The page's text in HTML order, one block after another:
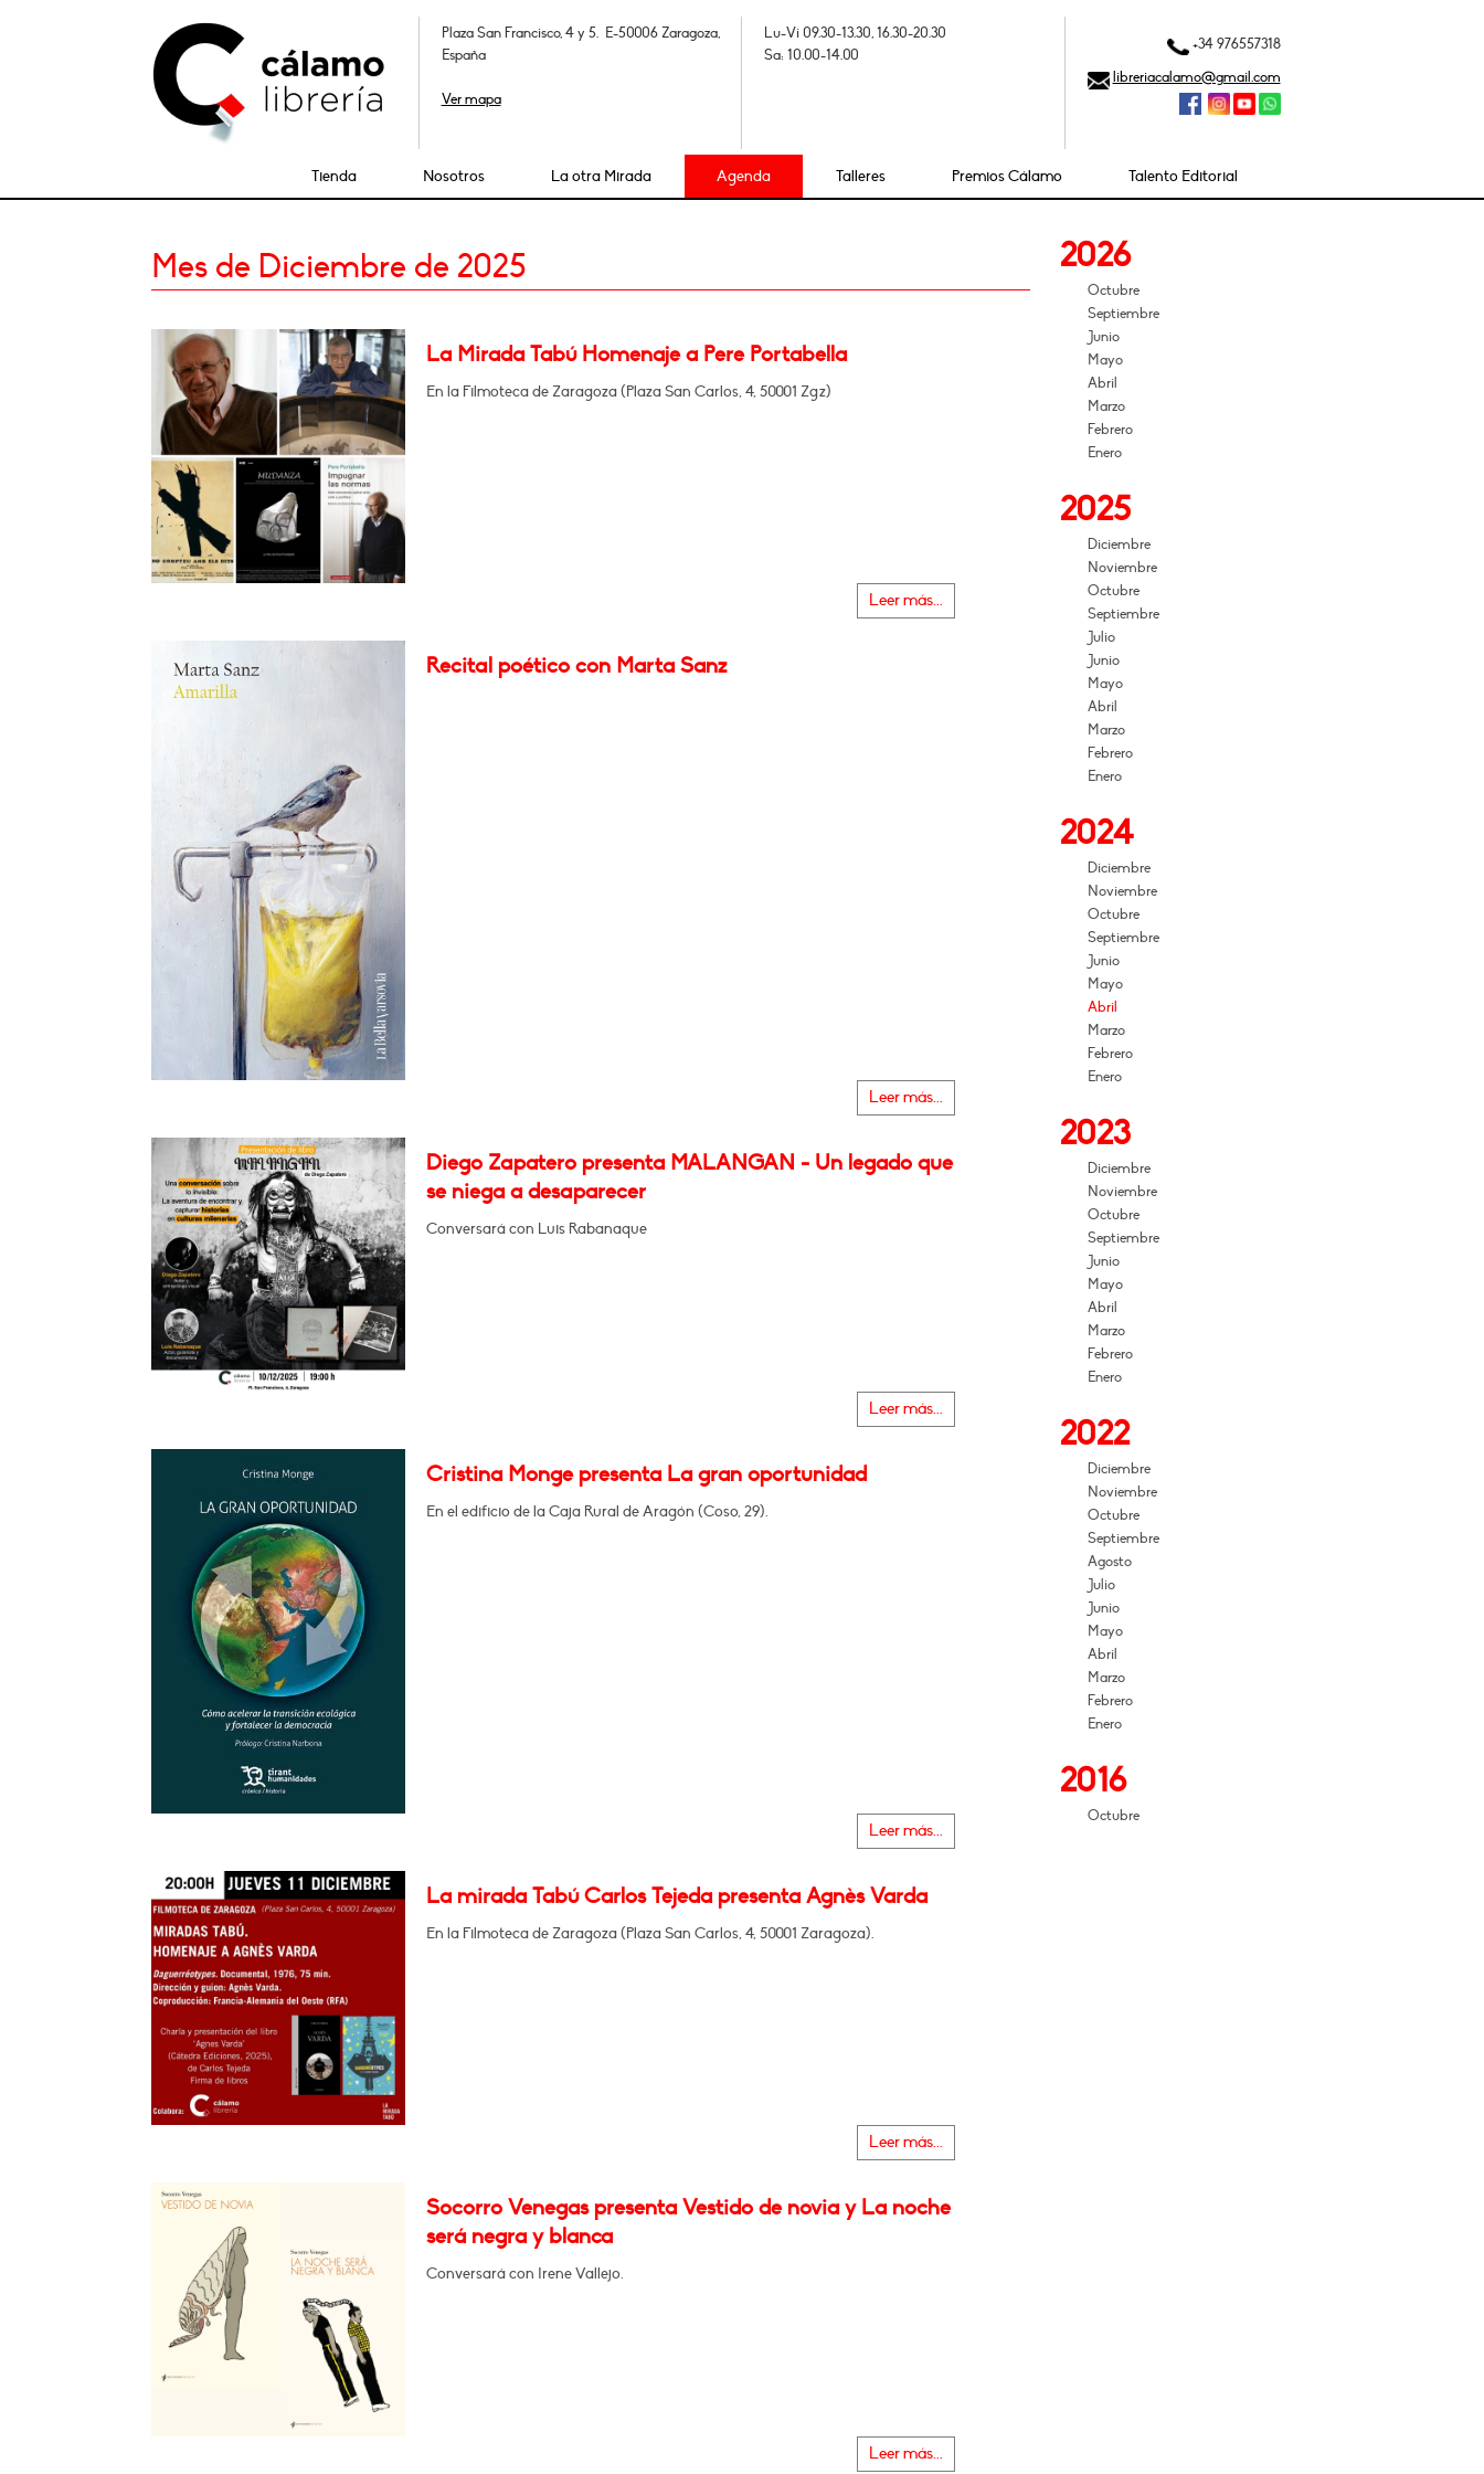
Plaza San Francisco, 4 y 5. E-50006 Zaragoza,
España
Ver mapa
Lu-Vi 09.30-13.30, 16.30-20.30
Sa: 10.00-14.00
+34 976557318
libreriacalamo@gmail.com
Tienda Nosotros La otra Mirada Agenda Talleres Premios Cálamo Talento Editorial
Mes de Diciembre de 2025
La Mirada Tabú Homenaje a Pere Portabella
En la Filmoteca de Zaragoza (Plaza San Carlos, 4, 50001 Zgz)
Leer más...
Recital poético con Marta Sanz
Leer más...
Diego Zapatero presenta MALANGAN - Un legado que
se niega a desaparecer
Conversará con Luis Rabanaque
Leer más...
Cristina Monge presenta La gran oportunidad
En el edificio de la Caja Rural de Aragón (Coso, 29).
Leer más...
La mirada Tabú Carlos Tejeda presenta Agnès Varda
En la Filmoteca de Zaragoza (Plaza San Carlos, 4, 50001 Zaragoza).
Leer más...
Socorro Venegas presenta Vestido de novia y La noche
será negra y blanca
Conversará con Irene Vallejo.
Leer más...
2026
Octubre
Septiembre
Junio
Mayo
Abril
Marzo
Febrero
Enero
2025
Diciembre
Noviembre
Octubre
Septiembre
Julio
Junio
Mayo
Abril
Marzo
Febrero
Enero
2024
Diciembre
Noviembre
Octubre
Septiembre
Junio
Mayo
Abril
Marzo
Febrero
Enero
2023
Diciembre
Noviembre
Octubre
Septiembre
Junio
Mayo
Abril
Marzo
Febrero
Enero
2022
Diciembre
Noviembre
Octubre
Septiembre
Agosto
Julio
Junio
Mayo
Abril
Marzo
Febrero
Enero
2016
Octubre